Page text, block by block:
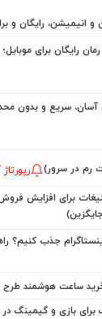
و انیمیشن، رایگان و
رایگان برای
رم در سرور)
برای افزایش
جذب کنیم؟